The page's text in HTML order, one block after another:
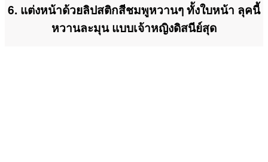
6. แต่งหน้าด้วยลิปสติกสีชมพูหวานๆ ทั้งใบหน้า ลุคนี้
หวานละมุน แบบเจ้าหญิงดิสนีย์สุด